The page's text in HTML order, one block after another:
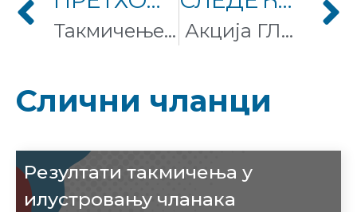
Такмичење Вики чланци траже илустрацију 2025. Акција ГЛАМурозни Википодаци 3
Слични чланци
Резултати такмичења у
илустровању чланака